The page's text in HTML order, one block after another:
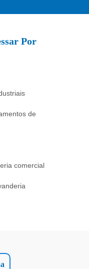
Por
de
comercial